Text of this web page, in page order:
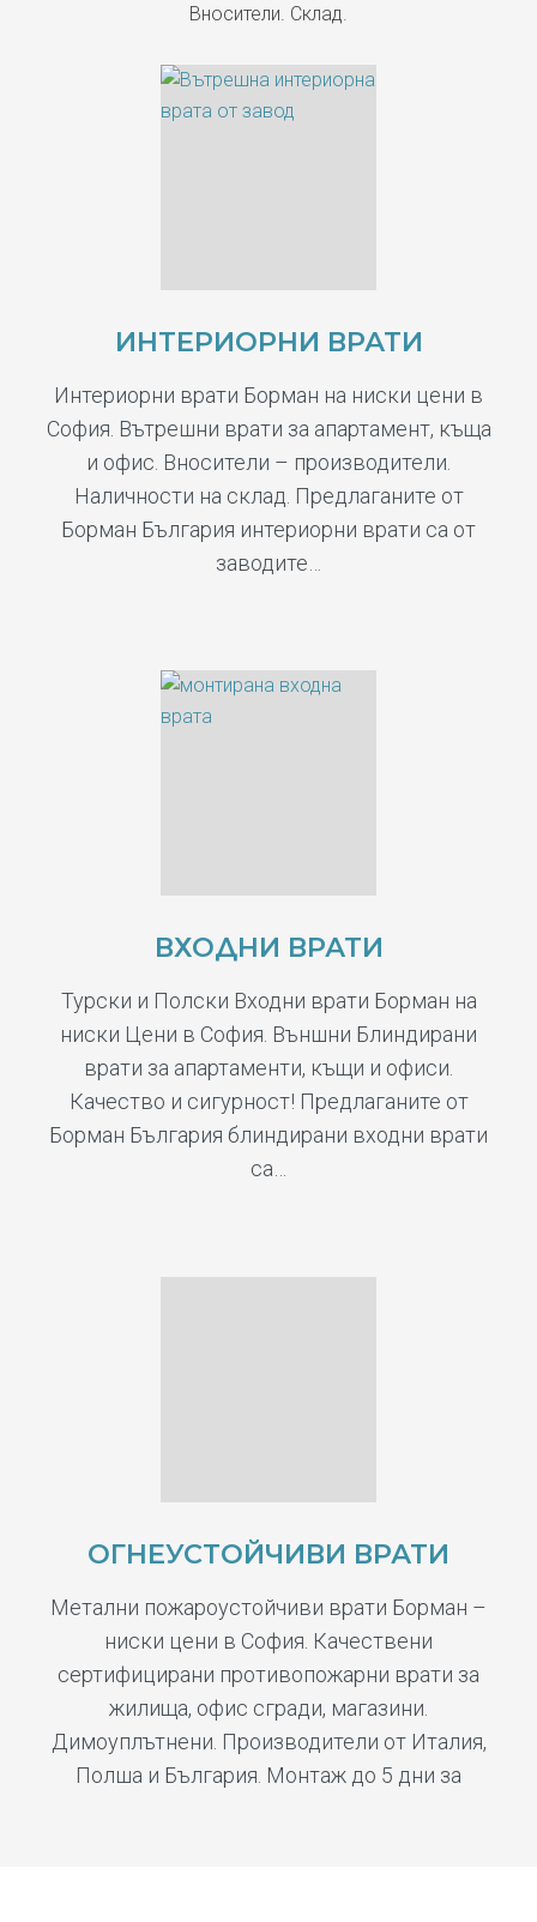
Вносители. Склад.
ИНТЕРИОРНИ ВРАТИ
Интериорни врати Борман на ниски цени в
София. Вътрешни врати за апартамент, къща
и офис. Вносители – производители.
Наличности на склад. Предлаганите от
Борман България интериорни врати са от
заводите…
ВХОДНИ ВРАТИ
Турски и Полски Входни врати Борман на
ниски Цени в София. Външни Блиндирани
врати за апартаменти, къщи и офиси.
Качество и сигурност! Предлаганите от
Борман България блиндирани входни врати
са…
ОГНЕУСТОЙЧИВИ ВРАТИ
Метални пожароустойчиви врати Борман –
ниски цени в София. Качествени
сертифицирани противопожарни врати за
жилища, офис сгради, магазини.
Димоуплътнени. Производители от Италия,
Полша и България. Монтаж до 5 дни за